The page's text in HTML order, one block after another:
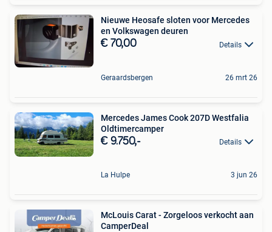
Nieuwe Heosafe sloten voor Mercedes
en Volkswagen deuren
€ 70,00 Details
Geraardsbergen 26 mrt 26
Mercedes James Cook 207D Westfalia
Oldtimercamper
€ 9.750,- Details
La Hulpe 3 jun 26
McLouis Carat - Zorgeloos verkocht aan
CamperDeal